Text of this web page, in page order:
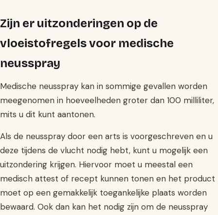
Zijn er uitzonderingen op de
vloeistofregels voor medische
neusspray
Medische neusspray kan in sommige gevallen worden
meegenomen in hoeveelheden groter dan 100 milliliter,
mits u dit kunt aantonen.
Als de neusspray door een arts is voorgeschreven en u
deze tijdens de vlucht nodig hebt, kunt u mogelijk een
uitzondering krijgen. Hiervoor moet u meestal een
medisch attest of recept kunnen tonen en het product
moet op een gemakkelijk toegankelijke plaats worden
bewaard. Ook dan kan het nodig zijn om de neusspray